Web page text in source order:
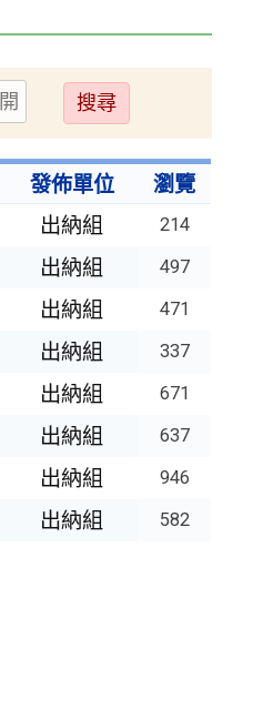
送
出
發佈單位
瀏覽
出納組 214
出納組 497
出納組 471
出納組 337
出納組 671
出納組 637
出納組 946
出納組 582